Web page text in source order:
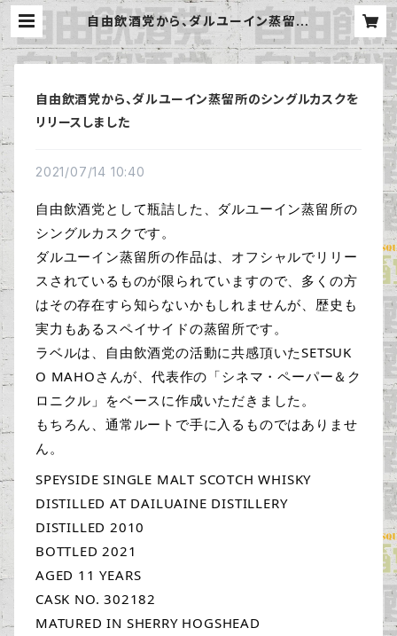
自由飲酒党から、ダルユーイン蒸留所
のシングルカスクをリリースしました
| 自由飲酒党 公式BASE
自由飲酒党から、ダルユーイン蒸留所のシングルカスクを
リリースしました
2021/07/14 10:40
自由飲酒党として瓶詰した、ダルユーイン蒸留所の
シングルカスクです。
ダルユーイン蒸留所の作品は、オフシャルでリリー
スされているものが限られていますので、多くの方
はその存在すら知らないかもしれませんが、歴史も
実力もあるスペイサイドの蒸留所です。
ラベルは、自由飲酒党の活動に共感頂いたSETSUK
O MAHOさんが、代表作の「シネマ・ペーパー＆ク
ロニクル」をベースに作成いただきました。
もちろん、通常ルートで手に入るものではありませ
ん。
SPEYSIDE SINGLE MALT SCOTCH WHISKY
DISTILLED AT DAILUAINE DISTILLERY
DISTILLED 2010
BOTTLED 2021
AGED 11 YEARS
CASK NO. 302182
MATURED IN SHERRY HOGSHEAD